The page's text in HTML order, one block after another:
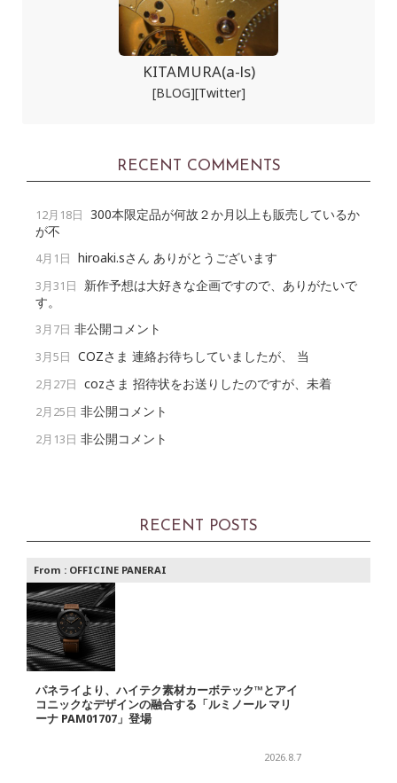
KITAMURA(a-ls)
[BLOG][Twitter]
RECENT COMMENTS
12月18日 300本限定品が何故２か月以上も販売しているか
が不
4月1日 hiroaki.sさん ありがとうございます
3月31日
新作予想は大好きな企画ですので、ありがたいで
す。
3月7日 非公開コメント
3月5日 COZさま 連絡お待ちしていましたが、 当
2月27日 cozさま 招待状をお送りしたのですが、未着
2月25日 非公開コメント
2月13日 非公開コメント
RECENT POSTS
From : OFFICINE PANERAI
パネライより、ハイテク素材カーボテック™とアイ
コニックなデザインの融合する「ルミノール マリ
ーナ PAM01707」登場
2026.8.7